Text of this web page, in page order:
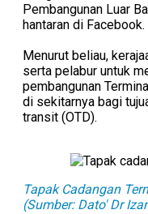
Pembangunan Luar
hantaran di Facebook.
Menurut beliau,
serta pelabur untuk
pembangunan
di sekitarnya bagi
transit (OTD).
Tapak Cadangan
(Sumber: Dato' Dr